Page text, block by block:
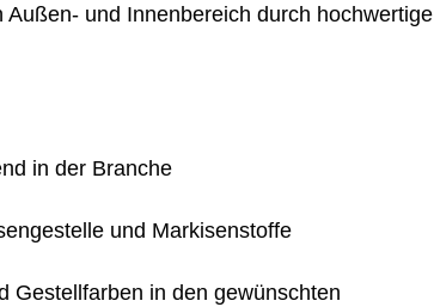
und Innenbereich durch hochwertige
in der Branche
und Markisenstoffe
Gestellfarben in den gewünschten